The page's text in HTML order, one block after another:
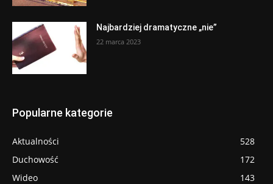
Najbardziej dramatyczne „nie”
22 marca 2023
Popularne kategorie
Aktualności
528
Duchowość
172
Wideo
143